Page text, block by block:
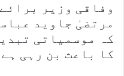
وفاقی وزیر
مرتضیٰ جاوید
کہ موسمیاتی
کا باعث بن رہی